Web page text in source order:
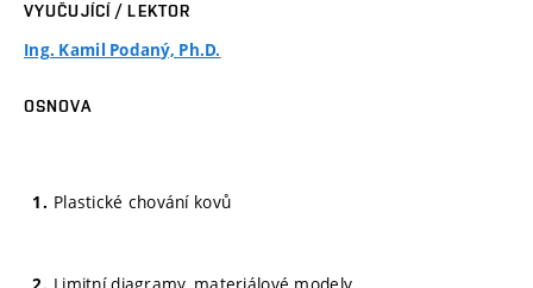
VYUČUJÍCÍ / LEKTOR
Ing. Kamil Podaný, Ph.D.
OSNOVA
Plastické chování kovů
Limitní diagramy, materiálové modely